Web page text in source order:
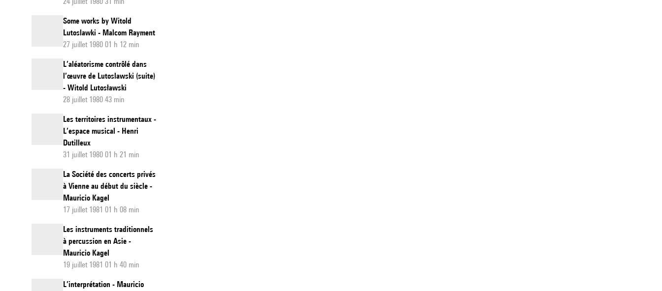
Some works by Witold
Lutoslawki - Malcom Rayment
27 juillet 1980 01 h 12 min
L’aléatorisme contrôlé dans
l’œuvre de Lutoslawski (suite)
- Witold Lutosławski
28 juillet 1980 43 min
Les territoires instrumentaux -
L’espace musical - Henri
Dutilleux
31 juillet 1980 01 h 21 min
La Société des concerts privés
à Vienne au début du siècle -
Mauricio Kagel
17 juillet 1981 01 h 08 min
Les instruments traditionnels
à percussion en Asie -
Mauricio Kagel
19 juillet 1981 01 h 40 min
L’interprétation - Mauricio